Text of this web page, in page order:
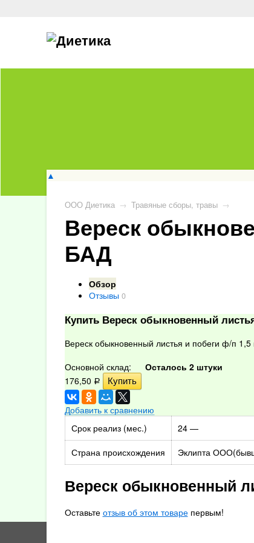
▲
ООО Диетика → Травяные сборы, травы →
Вереск
БАД
Обзор
Отзывы 0
Купить Вереск обыкновенный
Вереск обыкновенный листья и побеги ф/п
Основной склад:
Осталось 2 штуки
176,50 Р
Добавить к сравнению
Срок реализ (мес.)
24 —
Страна происхождения
Эклипта
Вереск обыкновенный
Оставьте отзыв об этом товарепервым!